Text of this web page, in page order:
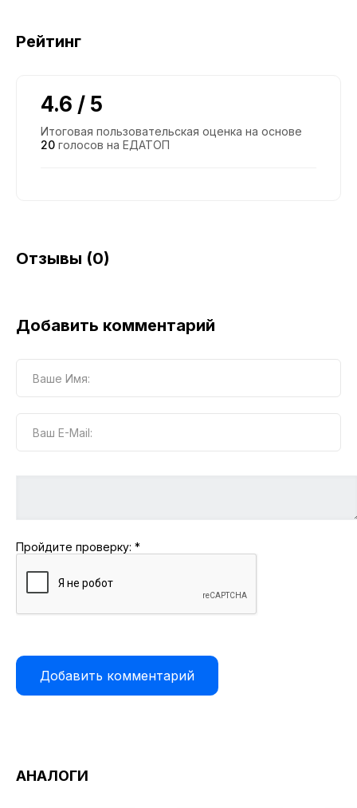
Рейтинг
4.6 / 5
Итоговая пользовательская оценка на основе
20 голосов на ЕДАТОП
Отзывы (0)
Добавить комментарий
Пройдите проверку: *
АНАЛОГИ